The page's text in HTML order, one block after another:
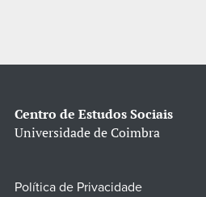
Centro de Estudos Sociais
Universidade de Coimbra
Política de Privacidade